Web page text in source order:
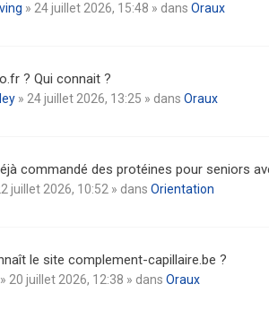
» 24 juillet 2026, 15:48 » dans Oraux
? Qui connait ?
» 24 juillet 2026, 13:25 » dans Oraux
commandé des protéines pour seniors
juillet 2026, 10:52 » dans Orientation
le site complement-capillaire.be ?
» 20 juillet 2026, 12:38 » dans Oraux